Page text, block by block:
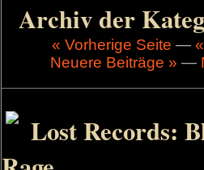
Archiv der
« Vorherige Seite —
Neuere Beiträge » —
Lost Records: